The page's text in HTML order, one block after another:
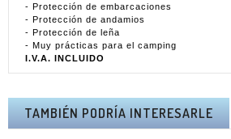
- Protección de embarcaciones
- Protección de andamios
- Protección de leña
- Muy prácticas para el camping
I.V.A. INCLUIDO
TAMBIÉN PODRÍA INTERESARLE